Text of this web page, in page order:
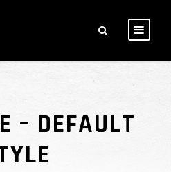
– DEFAULT